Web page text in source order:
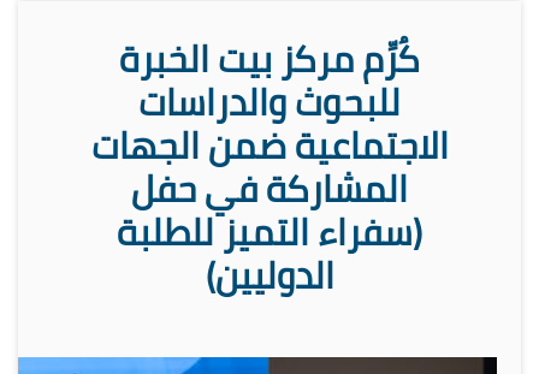
كُرِّم مركز بيت الخبرة
للبحوث والدراسات
الاجتماعية ضمن الجهات
المشاركة في حفل
(سفراء التميز للطلبة
الدوليين)